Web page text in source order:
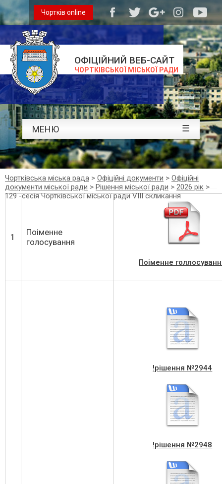
ОФІЦІЙНИЙ ВЕБ-САЙТ
ЧОРТКІВСЬКОЇ МІСЬКОЇ РАДИ
Чортків online
МЕНЮ ☰
Чортківська міська рада > Офіційні документи > Офіційні
документи міської ради > Рішення міської ради > 2026 рік >
129 -сесія Чортківської міської ради VIII скликання
1
Поіменне
голосування
Поіменне
!рішення №2944
!рішення №2948